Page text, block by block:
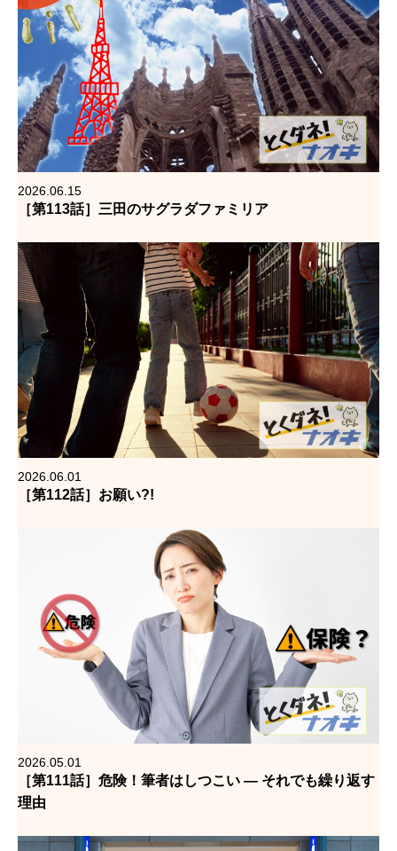
2026.06.15
［第113話］三田のサグラダファミリア
2026.06.01
［第112話］お願い?!
2026.05.01
［第111話］危険！筆者はしつこい — それでも繰り返す
理由